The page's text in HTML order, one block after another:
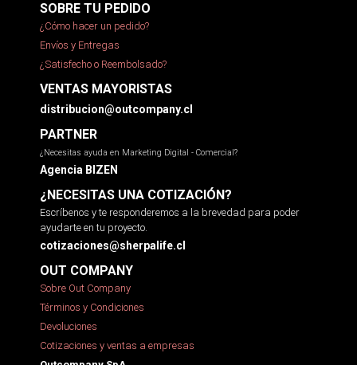
SOBRE TU PEDIDO
¿Cómo hacer un pedido?
Envíos y Entregas
¿Satisfecho o Reembolsado?
VENTAS MAYORISTAS
distribucion@outcompany.cl
PARTNER
¿Necesitas ayuda en Marketing Digital - Comercial?
Agencia BIZEN
¿NECESITAS UNA COTIZACIÓN?
Escríbenos y te responderemos a la brevedad para poder
ayudarte en tu proyecto.
cotizaciones@sherpalife.cl
OUT COMPANY
Sobre Out Company
Términos y Condiciones
Devoluciones
Cotizaciones y ventas a empresas